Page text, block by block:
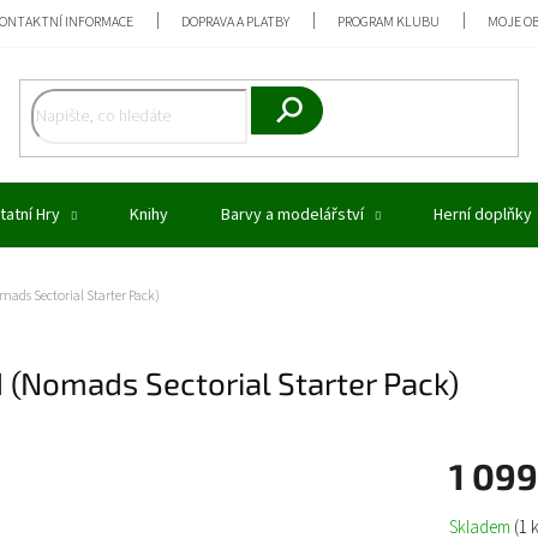
INFORMACE DOPRAVA A PLATBY PROGRAM KLUBU MOJE
Hry Knihy Barvy a modelářství Herní doplňky
Sectorial Starter Pack)
Sectorial Starter Pack)
1
Měrná
Skladem (1